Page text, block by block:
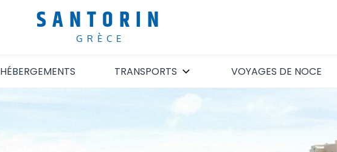
SANTORIN
GRÈCE
HÉBERGEMENTS TRANSPORTS VOYAGES DE NOCE